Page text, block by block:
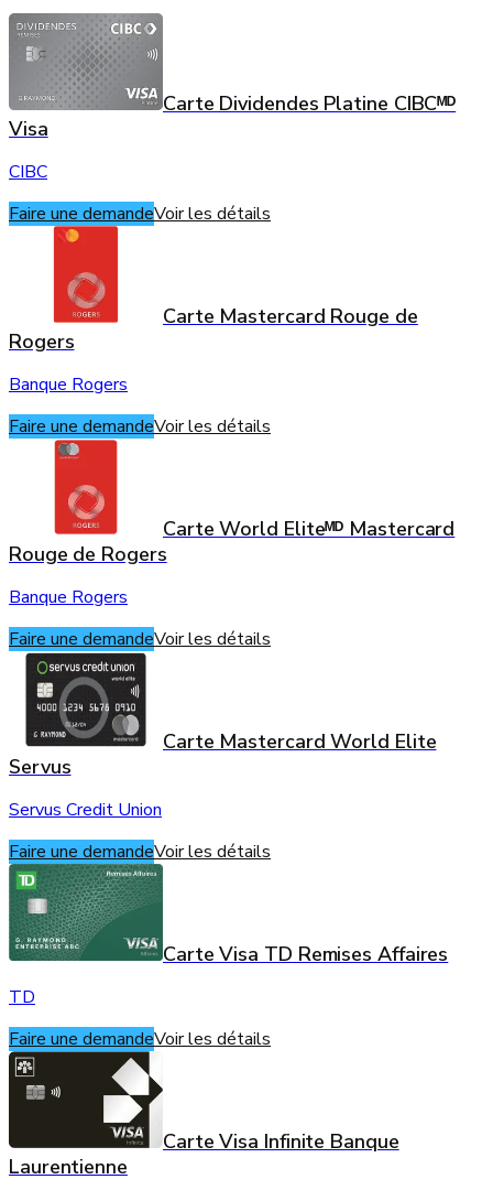
Carte Dividendes Platine CIBCᴹᴰ
Visa
CIBC
Faire une demandeVoir les détails
Carte Mastercard Rouge de
Rogers
Banque Rogers
Faire une demandeVoir les détails
Carte World Eliteᴹᴰ Mastercard
Rouge de Rogers
Banque Rogers
Faire une demandeVoir les détails
Carte Mastercard World Elite
Servus
Servus Credit Union
Faire une demandeVoir les détails
Carte Visa TD Remises Affaires
TD
Faire une demandeVoir les détails
Carte Visa Infinite Banque
Laurentienne